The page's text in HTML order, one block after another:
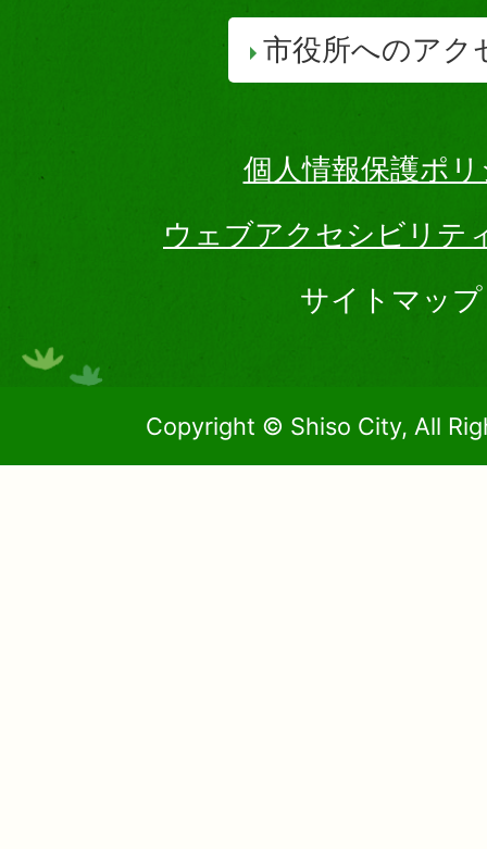
市役所へのアク
個人情報保護ポ
ウェブアクセシビリテ
サイトマップ
Copyright © Shiso City, All